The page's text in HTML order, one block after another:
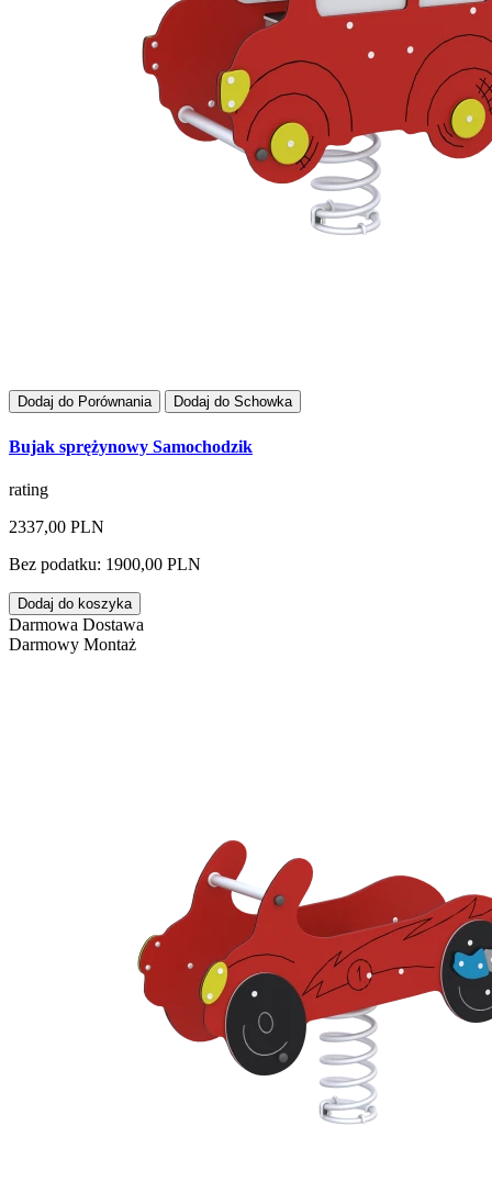
Dodaj do Porównania Dodaj do Schowka
Bujak sprężynowy Samochodzik
rating
2337,00 PLN
Bez podatku: 1900,00 PLN
Dodaj do koszyka
Darmowa Dostawa
Darmowy Montaż